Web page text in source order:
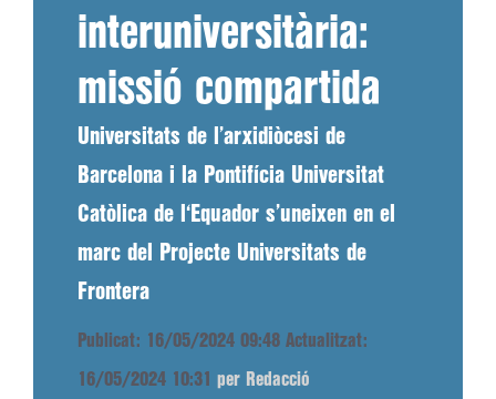
interuniversitària:
missió compartida
Universitats de l’arxidiòcesi de
Barcelona i la Pontifícia Universitat
Catòlica de l‘Equador s’uneixen en el
marc del Projecte Universitats de
Frontera
Publicat: 16/05/2024 09:48 Actualitzat:
16/05/2024 10:31 per Redacció